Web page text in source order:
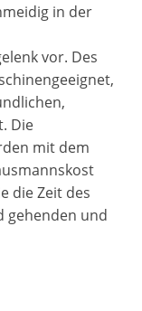
in der
vor. Des
Die
mit dem
die Zeit des
gehenden und